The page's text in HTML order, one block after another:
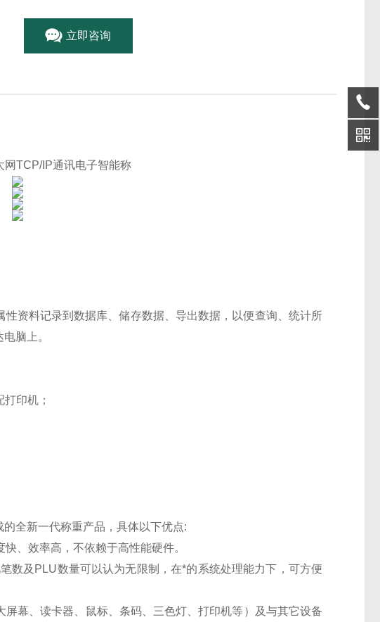
立即咨询
资料记录到数据库、储存数据、导出数据，以便查询、统计所
脑上。
印机；
全新一代称重产品，具体以下优点:
、效率高，不依赖于高性能硬件。
数及PLU数量可以认为无限制，在*的系统处理能力下，可方便
幕、读卡器、鼠标、条码、三色灯、打印机等）及与其它设备